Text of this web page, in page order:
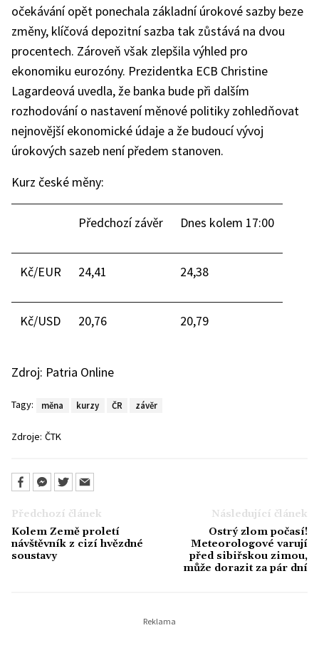
očekávání opět ponechala základní úrokové sazby beze
změny, klíčová depozitní sazba tak zůstává na dvou
procentech. Zároveň však zlepšila výhled pro
ekonomiku eurozóny. Prezidentka ECB Christine
Lagardeová uvedla, že banka bude při dalším
rozhodování o nastavení měnové politiky zohledňovat
nejnovější ekonomické údaje a že budoucí vývoj
úrokových sazeb není předem stanoven.
Kurz české měny:
Předchozí závěr Dnes kolem 17:00
Kč/EUR 24,41 24,38
Kč/USD 20,76 20,79
Zdroj: Patria Online
Tagy: měna kurzy ČR závěr
Zdroje: ČTK
Předchozí článek
Kolem Země proletí
návštěvník z cizí hvězdné
soustavy
Následující článek
Ostrý zlom počasí!
Meteorologové varují
před sibiřskou zimou,
může dorazit za pár dní